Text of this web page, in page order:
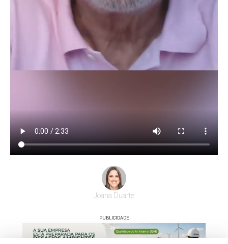
Joana Duarte
PUBLICIDADE